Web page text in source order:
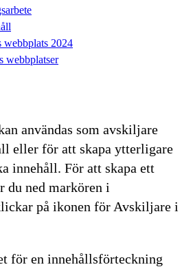
2024
webbplatser
användas som avskiljare
eller för att skapa ytterligare
innehåll. För att skapa ett
du ned markören i
på ikonen för Avskiljare i
för en innehållsförteckning